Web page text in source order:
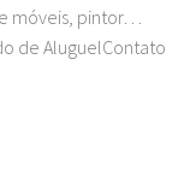
móveis, pintor…
de AluguelContato